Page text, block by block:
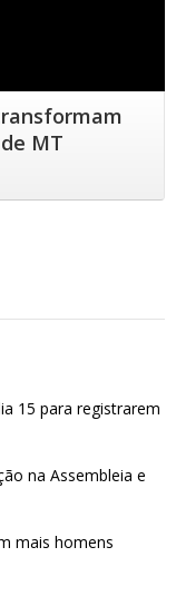
MT
15 para registrarem
na Assembleia e
mais homens